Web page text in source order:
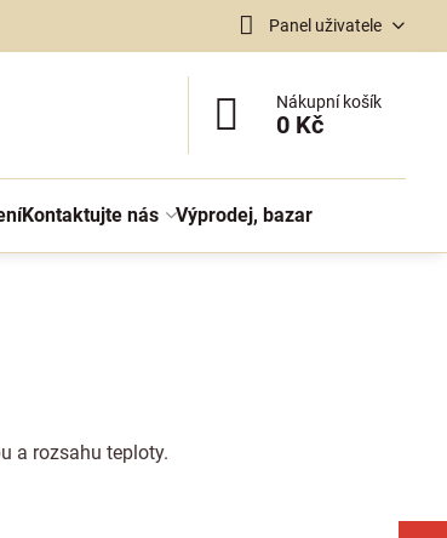
Panel uživatele
Nákupní košík
0 Kč
Kontaktujte nás Výprodej, bazar
a rozsahu teploty.